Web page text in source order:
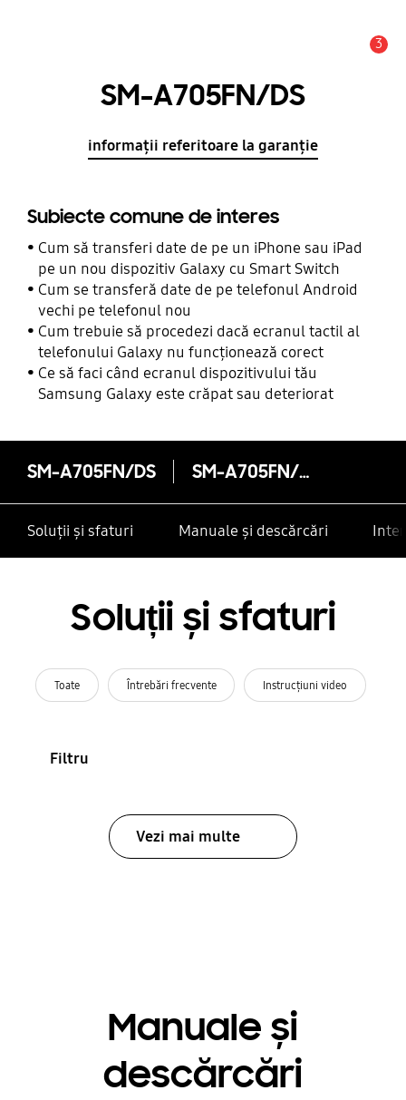
3
SM-A705FN/DS
informații referitoare la garanție
Subiecte comune de interes
Cum să transferi date de pe un iPhone sau iPad
pe un nou dispozitiv Galaxy cu Smart Switch
Cum se transferă date de pe telefonul Android
vechi pe telefonul nou
Cum trebuie să procedezi dacă ecranul tactil al
telefonului Galaxy nu funcționează corect
Ce să faci când ecranul dispozitivului tău
Samsung Galaxy este crăpat sau deteriorat
SM-A705FN/DS SM-A705FN/DS
Soluții și sfaturi Manuale și descărcări
Soluții și sfaturi
Toate Întrebări frecvente Instrucţiuni video
Filtru
Vezi mai multe
Manuale și
descărcări